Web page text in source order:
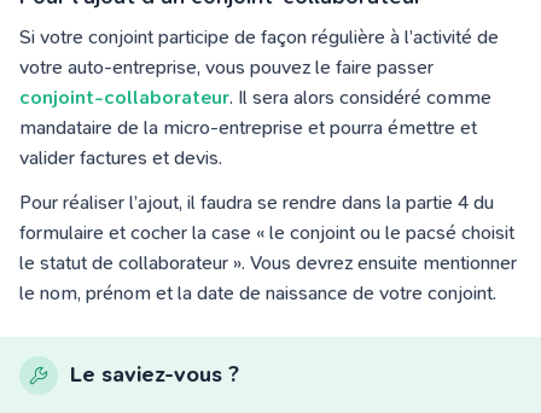
Si votre conjoint participe de façon régulière à l’activité de
votre auto-entreprise, vous pouvez le faire passer
conjoint-collaborateur. Il sera alors considéré comme
mandataire de la micro-entreprise et pourra émettre et
valider factures et devis.
Pour réaliser l’ajout, il faudra se rendre dans la partie 4 du
formulaire et cocher la case « le conjoint ou le pacsé choisit
le statut de collaborateur ». Vous devrez ensuite mentionner
le nom, prénom et la date de naissance de votre conjoint.
Le saviez-vous ?